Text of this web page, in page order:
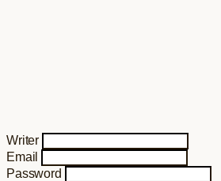
Writer
Email
Password